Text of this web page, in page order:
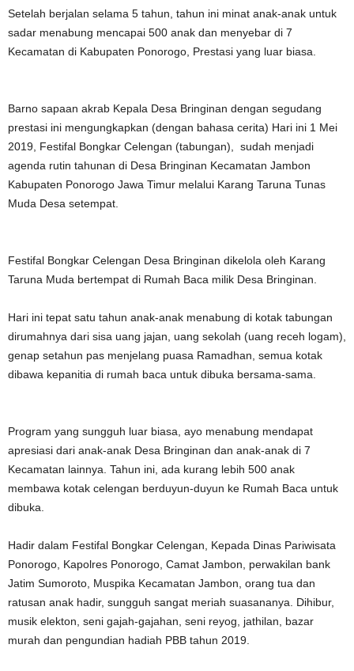
Setelah berjalan selama 5 tahun, tahun ini minat anak-anak untuk
sadar menabung mencapai 500 anak dan menyebar di 7
Kecamatan di Kabupaten Ponorogo, Prestasi yang luar biasa.
Barno sapaan akrab Kepala Desa Bringinan dengan segudang
prestasi ini mengungkapkan (dengan bahasa cerita) Hari ini 1 Mei
2019, Festifal Bongkar Celengan (tabungan), sudah menjadi
agenda rutin tahunan di Desa Bringinan Kecamatan Jambon
Kabupaten Ponorogo Jawa Timur melalui Karang Taruna Tunas
Muda Desa setempat.
Festifal Bongkar Celengan Desa Bringinan dikelola oleh Karang
Taruna Muda bertempat di Rumah Baca milik Desa Bringinan.
Hari ini tepat satu tahun anak-anak menabung di kotak tabungan
dirumahnya dari sisa uang jajan, uang sekolah (uang receh logam),
genap setahun pas menjelang puasa Ramadhan, semua kotak
dibawa kepanitia di rumah baca untuk dibuka bersama-sama.
Program yang sungguh luar biasa, ayo menabung mendapat
apresiasi dari anak-anak Desa Bringinan dan anak-anak di 7
Kecamatan lainnya. Tahun ini, ada kurang lebih 500 anak
membawa kotak celengan berduyun-duyun ke Rumah Baca untuk
dibuka.
Hadir dalam Festifal Bongkar Celengan, Kepada Dinas Pariwisata
Ponorogo, Kapolres Ponorogo, Camat Jambon, perwakilan bank
Jatim Sumoroto, Muspika Kecamatan Jambon, orang tua dan
ratusan anak hadir, sungguh sangat meriah suasananya. Dihibur,
musik elekton, seni gajah-gajahan, seni reyog, jathilan, bazar
murah dan pengundian hadiah PBB tahun 2019.